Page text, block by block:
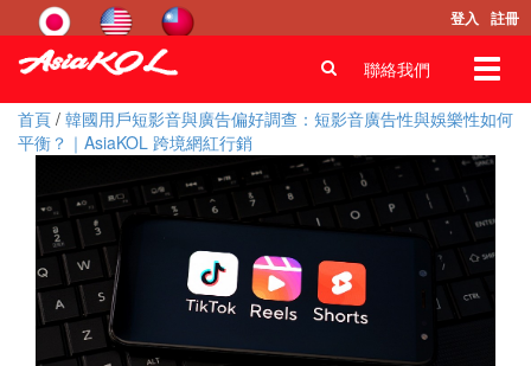
登入 註冊
聯絡我們
首頁 / 韓國用戶短影音與廣告偏好調查：短影音廣告性與娛樂性如何
平衡？｜AsiaKOL 跨境網紅行銷